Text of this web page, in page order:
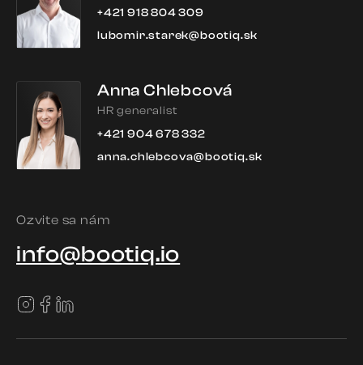
+421 918 804 309
lubomir.starek@bootiq.sk
Anna Chlebcová
HR generalist
+421 904 678 332
anna.chlebcova@bootiq.sk
Ozvite sa nám
info@bootiq.io